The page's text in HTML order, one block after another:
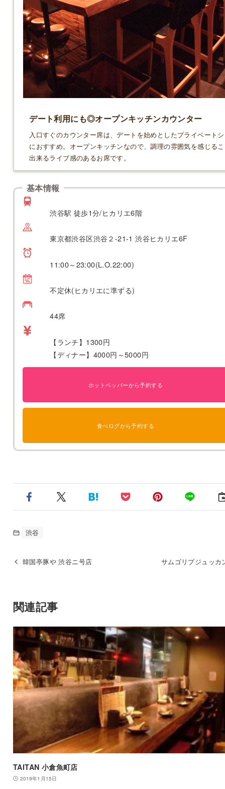
デート利用にも◎オープンキッチンカウンター
入口すぐのカウンター席は、デートを始めとしたプライベート
におすすめ。オープンキッチンなので、調理の雰囲気を感じる
出来るライブ感のあるお席です。
基本情報
渋谷駅 徒歩1分/ヒカリエ6階
東京都渋谷区渋谷２-21-1 渋谷ヒカリエ6F
11:00～23:00(L.O.22:00)
不定休(ヒカリエに準ずる)
44席
【ランチ】1300円
【ディナー】4000円～5000円
ホットペッパーから予約する
食べログから予約する
渋谷
韓国亭豚や 渋谷ニ号店 サムゴリプジュッカ
関連記事
TAITAN 小倉魚町店
2019年1月15日